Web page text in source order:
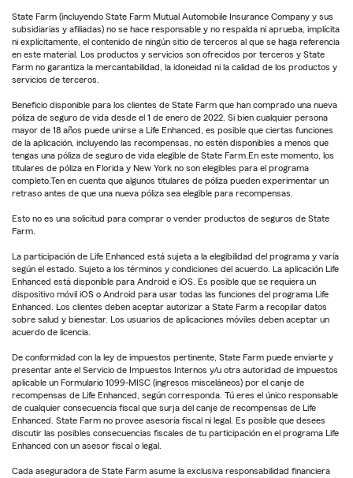
State Farm (incluyendo State Farm Mutual Automobile Insurance Company y sus
subsidiarias y afiliadas) no se hace responsable y no respalda ni aprueba, implícita
ni explícitamente, el contenido de ningún sitio de terceros al que se haga referencia
en este material. Los productos y servicios son ofrecidos por terceros y State
Farm no garantiza la mercantabilidad, la idoneidad ni la calidad de los productos y
servicios de terceros.
Beneficio disponible para los clientes de State Farm que han comprado una nueva
póliza de seguro de vida desde el 1 de enero de 2022. Si bien cualquier persona
mayor de 18 años puede unirse a Life Enhanced, es posible que ciertas funciones
de la aplicación, incluyendo las recompensas, no estén disponibles a menos que
tengas una póliza de seguro de vida elegible de State Farm.En este momento, los
titulares de póliza en Florida y New York no son elegibles para el programa
completo.Ten en cuenta que algunos titulares de póliza pueden experimentar un
retraso antes de que una nueva póliza sea elegible para recompensas.
Esto no es una solicitud para comprar o vender productos de seguros de State
Farm.
La participación de Life Enhanced está sujeta a la elegibilidad del programa y varía
según el estado. Sujeto a los términos y condiciones del acuerdo. La aplicación Life
Enhanced está disponible para Android e iOS. Es posible que se requiera un
dispositivo móvil iOS o Android para usar todas las funciones del programa Life
Enhanced. Los clientes deben aceptar autorizar a State Farm a recopilar datos
sobre salud y bienestar. Los usuarios de aplicaciones móviles deben aceptar un
acuerdo de licencia.
De conformidad con la ley de impuestos pertinente, State Farm puede enviarte y
presentar ante el Servicio de Impuestos Internos y/u otra autoridad de impuestos
aplicable un Formulario 1099-MISC (ingresos misceláneos) por el canje de
recompensas de Life Enhanced, según corresponda. Tú eres el único responsable
de cualquier consecuencia fiscal que surja del canje de recompensas de Life
Enhanced. State Farm no provee asesoría fiscal ni legal. Es posible que desees
discutir las posibles consecuencias fiscales de tu participación en el programa Life
Enhanced con un asesor fiscal o legal.
Cada aseguradora de State Farm asume la exclusiva responsabilidad financiera